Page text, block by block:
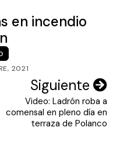
en incendio
2021
Siguiente
Video: Ladrón roba a
comensal en pleno día en
terraza de Polanco